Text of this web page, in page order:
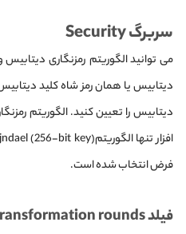
سربرگ Security
می توانید الگوریتم رمزنگاری
دیتابیس یا همان رمز شاه کلید
دیتابیس را تعیین کنید. الگوریتم
فرض انتخاب شده است.
فیلد Number of key transformation rounds